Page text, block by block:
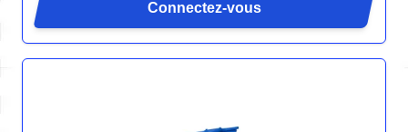
Connectez-vous